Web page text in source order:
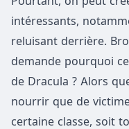
intéressants,
reluisant derrière.
demande pourquoi
de Dracula ? Alors
nourrir que de
certaine classe, soit